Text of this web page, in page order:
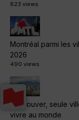
823 views
Montréal parmi les
2026
490 views
Vancouver, seule
vivre au monde